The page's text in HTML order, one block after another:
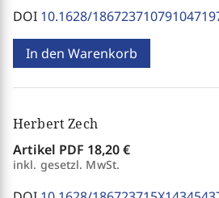
DOI 10.1628/
In den Warenkorb
Herbert Zech
Artikel PDF 18,20 €
inkl. gesetzl. MwSt.